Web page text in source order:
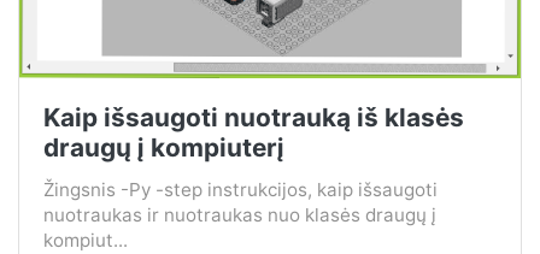
Kaip išsaugoti nuotrauką iš klasės
draugų į kompiuterį
Žingsnis -Py -step instrukcijos, kaip išsaugoti
nuotraukas ir nuotraukas nuo klasės draugų į
kompiut...